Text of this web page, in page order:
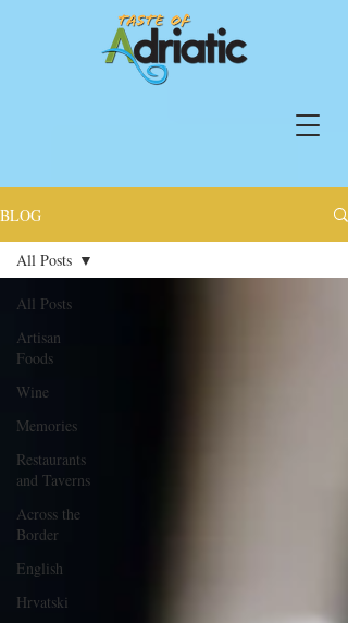
BLOG
All Posts
Artisan
Foods
Wine
Memories
Restaurants
and Taverns
Across the
Border
English
Hrvatski
All Posts